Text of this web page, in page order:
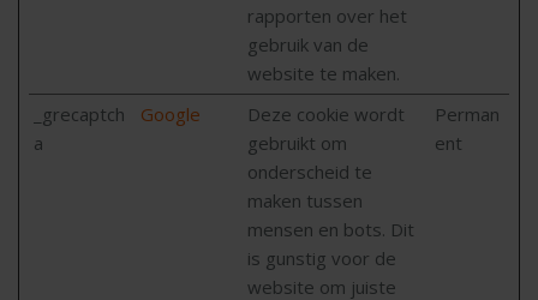
rapporten over het
gebruik van de
website te maken.
_grecaptch
a
Google
Deze cookie wordt
gebruikt om
onderscheid te
maken tussen
mensen en bots. Dit
is gunstig voor de
website om juiste
Perman
ent